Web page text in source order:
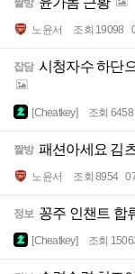
짤방
노윤서 조회 19098
잡담 시청자수 하단
[Cheatkey] 조회 6458
짤방 패션아세요 김
노윤서 조회 8954
정보 꽁주 인챈트 합
[Cheatkey] 조회